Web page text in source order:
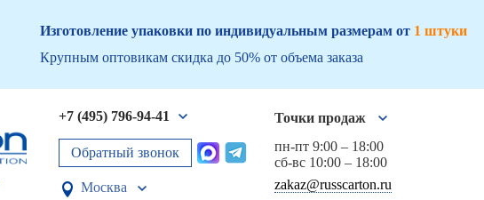
Изготовление упаковки по индивидуальным размерам от 1 штуки
Крупным оптовикам скидка до 50% от объема заказа
+7 (495) 796-94-41
Обратный звонок
Москва
Точки продаж
пн-пт 9:00 – 18:00
сб-вс 10:00 – 18:00
zakaz@russcarton.ru